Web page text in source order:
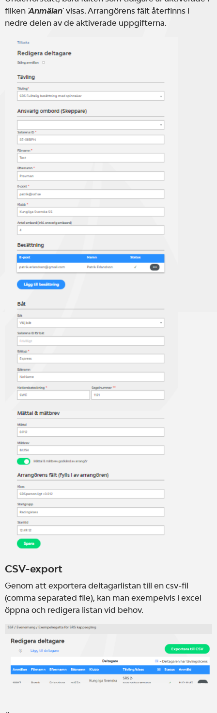
fliken 'Anmälan' visas. Arrangörens fält återfinns i
nedre delen av de aktiverade uppgifterna.
CSV-export
Genom att exportera deltagarlistan till en csv-fil
(comma separated file), kan man exempelvis i excel
öppna och redigera listan vid behov.